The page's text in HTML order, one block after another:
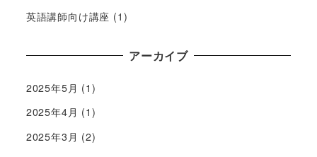
英語講師向け講座 (1)
アーカイブ
2025年5月 (1)
2025年4月 (1)
2025年3月 (2)